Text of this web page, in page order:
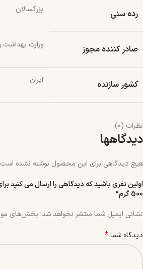
رده سنی بزرگسالان
صادر کننده مجوز وزارت بهداشت
کشور سازنده ایران
نظرات (0)
دیدگاهها
هیچ دیدگاهی برای این محصول نوشته نشده
اولین نفری باشید که دیدگاهی را ارسال می کنید
500 گرم”
نشانی ایمیل شما منتشر نخواهد شد. بخش‌های
دیدگاه شما*